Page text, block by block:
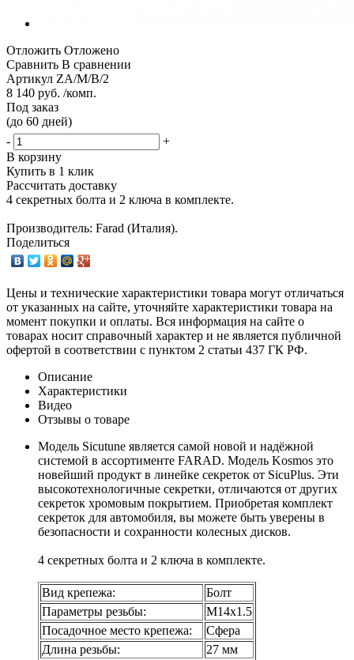
Отложить Отложено
Сравнить В сравнении
Артикул ZA/M/B/2
8 140 руб. /комп.
Под заказ
(до 60 дней)
-
+
В корзину
Купить в 1 клик
Рассчитать доставку
4 секретных болта и 2 ключа в комплекте.
Производитель: Farad (Италия).
Поделиться
Цены и технические характеристики товара могут отличаться
от указанных на сайте, уточняйте характеристики товара на
момент покупки и оплаты. Вся информация на сайте о
товарах носит справочный характер и не является публичной
офертой в соответствии с пунктом 2 статьи 437 ГК РФ.
Описание
Характеристики
Видео
Отзывы о товаре
Модель Sicutune является самой новой и надёжной
системой в ассортименте FARAD. Модель Kosmos это
новейший продукт в линейке секреток от SicuPlus. Эти
высокотехнологичные секретки, отличаются от других
секреток хромовым покрытием. Приобретая комплект
секреток для автомобиля, вы можете быть уверены в
безопасности и сохранности колесных дисков.
4 секретных болта и 2 ключа в комплекте.
Вид крепежа:
Болт
Параметры резьбы:
М14х1.5
Посадочное место крепежа:
Сфера
Длина резьбы:
27 мм